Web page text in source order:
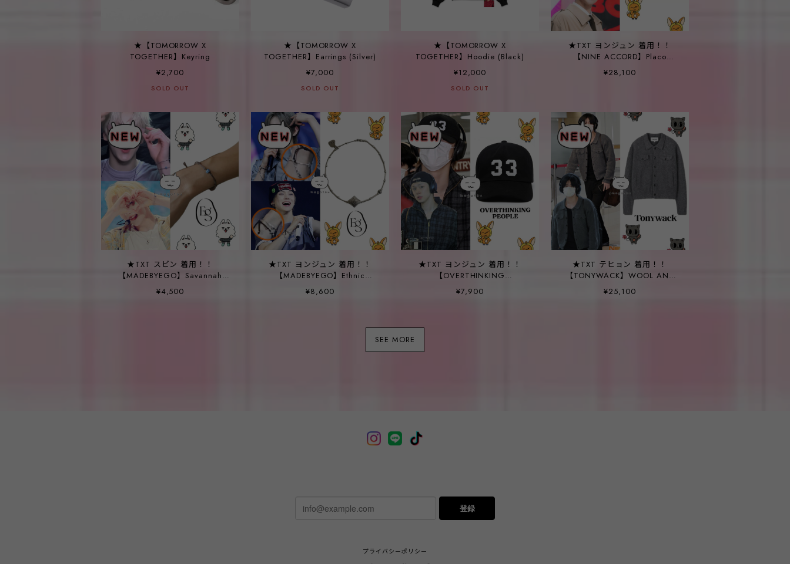
★【TOMORROW X
TOGETHER】Keyring
¥2,700
SOLD OUT
★【TOMORROW X
TOGETHER】Earrings (Silver)
¥7,000
SOLD OUT
★【TOMORROW X
TOGETHER】Hoodie (Black)
¥12,000
SOLD OUT
★TXT ヨンジュン 着用！！
【NINE ACCORD】Placo
GREAT Col.2
¥28,100
★TXT スビン 着用！！
【MADEBYEGO】Savannah
bracelet
¥4,500
★TXT ヨンジュン 着用！！
【MADEBYEGO】Ethnic
diamond bracelet
¥8,600
★TXT ヨンジュン 着用！！
【OVERTHINKING
PEOPLE】'33' 5-Panel Ball Cap
(BLACK)
¥7,900
★TXT テヒョン 着用！！
【TONYWACK】WOOL AND
COTTON KNITTED TRUCKER_
MELANGE GREY
¥25,100
SEE MORE
登録
プライバシーポリシー